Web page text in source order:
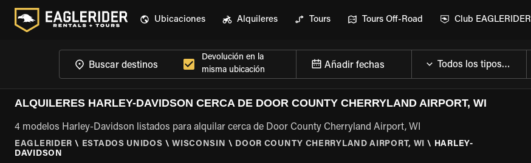
Ubicaciones Alquileres Tours Tours Off-Road Club EAGLERIDER
Devolución en la
misma ubicación
Añadir fechas
ALQUILERES HARLEY-DAVIDSON CERCA DE DOOR COUNTY CHERRYLAND AIRPORT, WI
4 modelos Harley-Davidson listados para alquilar cerca de Door County Cherryland Airport, WI
EAGLERIDER \ ESTADOS UNIDOS \ WISCONSIN \ DOOR COUNTY CHERRYLAND AIRPORT, WI \ HARLEY-
DAVIDSON